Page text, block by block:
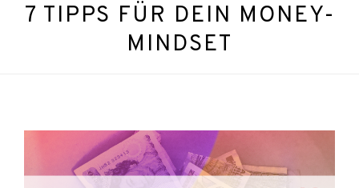
7 TIPPS FÜR DEIN MONEY-
MINDSET